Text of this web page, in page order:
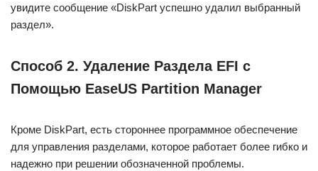
увидите сообщение «DiskPart успешно удалил выбранный
раздел».
Способ 2. Удаление Раздела EFI с
Помощью EaseUS Partition Manager
Кроме DiskPart, есть стороннее программное обеспечение
для управления разделами, которое работает более гибко и
надежно при решении обозначенной проблемы.